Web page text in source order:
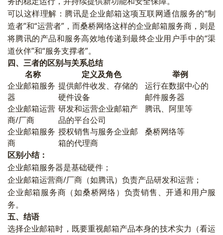
可以这样理解：腾讯是企业邮箱这项互联网通信服务的“制
造者”和“运营者”，而桑桥网络这样的企业邮箱服务商，则是
将腾讯的产品和服务高效地传递到最终企业用户手中的“渠
道伙伴”和“服务支撑者”。
四、三者的区别与关系总结
名称
定义及角色
举例
企业邮箱服务
器
提供邮件收发、存储的
硬件设备
运行在数据中心的
邮件服务器
企业邮箱运营
商/厂商
研发和运营企业邮箱产
品的平台公司
腾讯、阿里等
企业邮箱服务
商
授权销售与服务企业邮
箱的代理商
桑桥网络等
区别小结：
企业邮箱服务器是基础硬件；
企业邮箱运营商/厂商（如腾讯）负责产品研发和运营；
企业邮箱服务商（如桑桥网络）负责销售、开通和用户服
务。
五、结语
选择企业邮箱时，既要重视邮箱产品本身的技术实力（看运